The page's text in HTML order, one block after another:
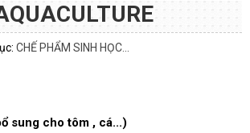
CHẾ PHẨM SINH HỌC...
sung cho tôm , cá...)